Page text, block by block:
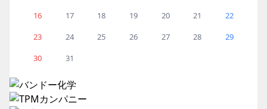
16
17 18 19 20 21
22
23
24 25 26 27 28
29
30
31